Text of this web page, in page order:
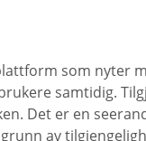
som nyter
samtidig.
Det er en
av